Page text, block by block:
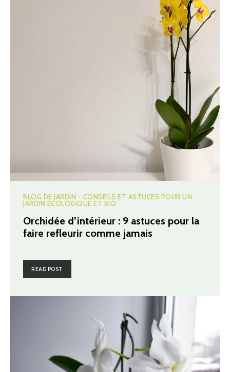
BLOG DE JARDIN - CONSEILS ET ASTUCES POUR UN
JARDIN ÉCOLOGIQUE ET BIO
Orchidée d’intérieur : 9 astuces pour la
faire refleurir comme jamais
READ POST